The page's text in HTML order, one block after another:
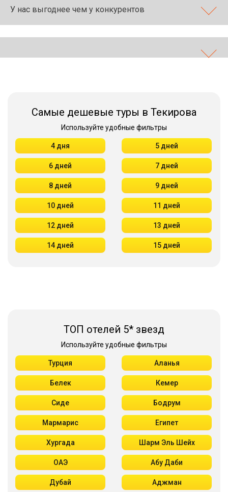
У нас выгоднее чем у конкурентов
Самые дешевые туры в Текирова
Используйте удобные фильтры
4 дня 5 дней
6 дней 7 дней
8 дней 9 дней
10 дней 11 дней
12 дней 13 дней
14 дней 15 дней
ТОП отелей 5* звезд
Используйте удобные фильтры
Турция Аланья
Белек Кемер
Сиде Бодрум
Мармарис Египет
Хургада Шарм Эль Шейх
ОАЭ Абу Даби
Дубай Аджман